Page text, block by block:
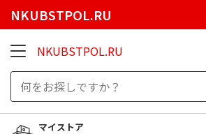
NKUBSTPOL.RU
NKUBSTPOL.RU
マイストア